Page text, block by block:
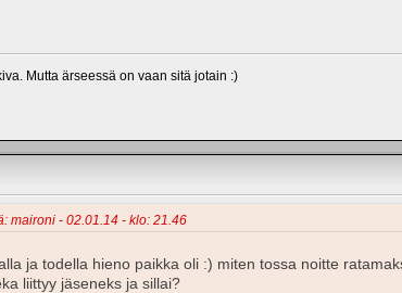
Mutta ärseessä on vaan sitä jotain :)
maironi - 02.01.14 - klo: 21.46
ja todella hieno paikka oli :) miten tossa noitte
liittyy jäseneks ja sillai?